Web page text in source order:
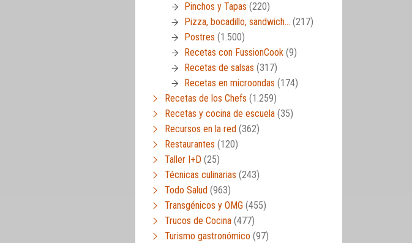
Pinchos y Tapas (220)
Pizza, bocadillo, sandwich… (217)
Postres (1.500)
Recetas con FussionCook (9)
Recetas de salsas (317)
Recetas en microondas (174)
Recetas de los Chefs (1.259)
Recetas y cocina de escuela (35)
Recursos en la red (362)
Restaurantes (120)
Taller I+D (25)
Técnicas culinarias (243)
Todo Salud (963)
Transgénicos y OMG (455)
Trucos de Cocina (477)
Turismo gastronómico (97)